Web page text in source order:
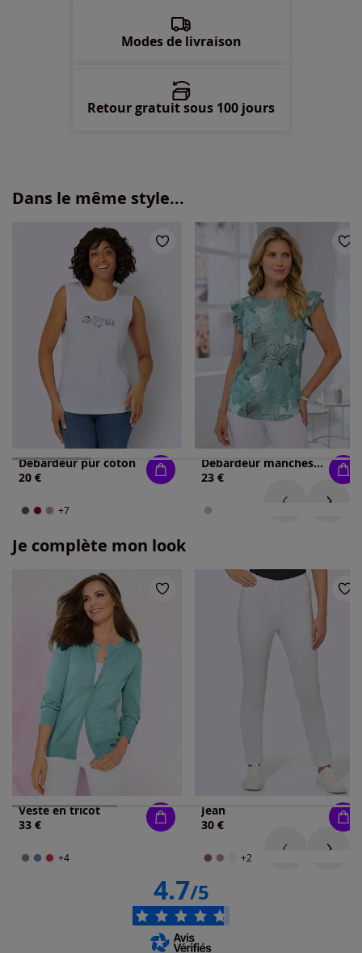
Disponible dans 4 semaines
Modes de livraison
Retour gratuit sous 100 jours
Dans le même style...
Débardeur pur coton
20 €
+7
Débardeur manches chauve-souris affinantes
23 €
Je complète mon look
Veste en tricot
33 €
+4
Jean
30 €
+2
4.7/5